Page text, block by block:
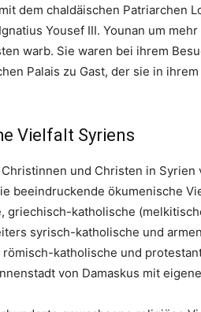
dem chaldäischen Patriarchen
Yousef III. Younan um
warb. Sie waren bei ihrem
Palais zu Gast, der sie in
Vielfalt Syriens
und Christen in
beeindruckende ökumenische
griechisch-katholische
syrisch-katholische und
römisch-katholische und
von Damaskus mit